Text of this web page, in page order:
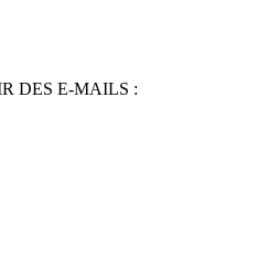
DES E-MAILS :